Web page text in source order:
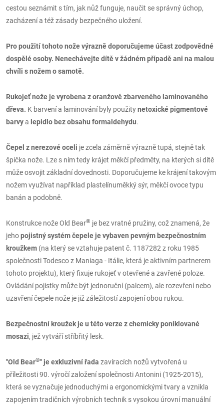
cestou seznámit s tím, jak nůž funguje, naučit se správný úchop,
zacházení a též zásady bezpečného uložení.
Pro použití tohoto nože výrazně doporučujeme účast zodpovědné
dospělé osoby. Nenechávejte dítě v žádném případě ani na malou
chvíli s nožem o samotě.
Rukojeť nože je vyrobena z oranžově zbarveného laminovaného
dřeva. K barvení a laminování byly použitynetoxické pigmentové
barvya lepidlo bez obsahu formaldehydu.
Čepel z nerezové oceli je zcela záměrně výrazně tupá, stejně tak
špička nože. Lze s ním tedy krájet měkčí předměty, na kterých si dítě
může osvojit základní dovednosti. Doporučujeme ke krájení takovým
nožem využívat například plastelínuměkký sýr, měkčí ovoce typu
banán a podobně.
Konstrukce nože Old Bear® je bez vratné pružiny, což znamená, že
jehopojistný systém čepele je vybaven pevným bezpečnostním
kroužkem (na který se vztahuje patent č. 1187282 z roku 1985
společnosti Todesco z Maniaga - Itálie, která je aktivním partnerem
tohoto projektu), který fixuje rukojeť v otevřené a zavřené poloze.
Ovládání pojistky může být jednoruční (palcem), ale rozevření nebo
uzavření čepele nože je již záležitostí zapojení obou rukou.
Bezpečnostní kroužek je u této verze z chemicky poniklované
mosazi, jež vytváří stříbřitý lesk.
"Old Bear®" je exkluzivní řada zavíracích nožů vytvořená u
příležitosti 90. výročí založení společnosti Antonini (1925-2015),
která se vyznačuje jednoduchými a ergonomickými tvary a vznikla
zapojením tradičních výrobních technik s vysokou úrovní manuální